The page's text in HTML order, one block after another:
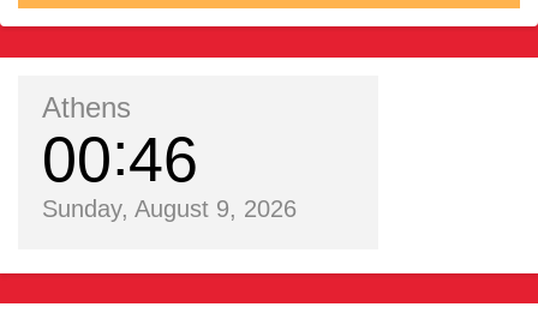
Athens
00 46
Sunday, August 9, 2026